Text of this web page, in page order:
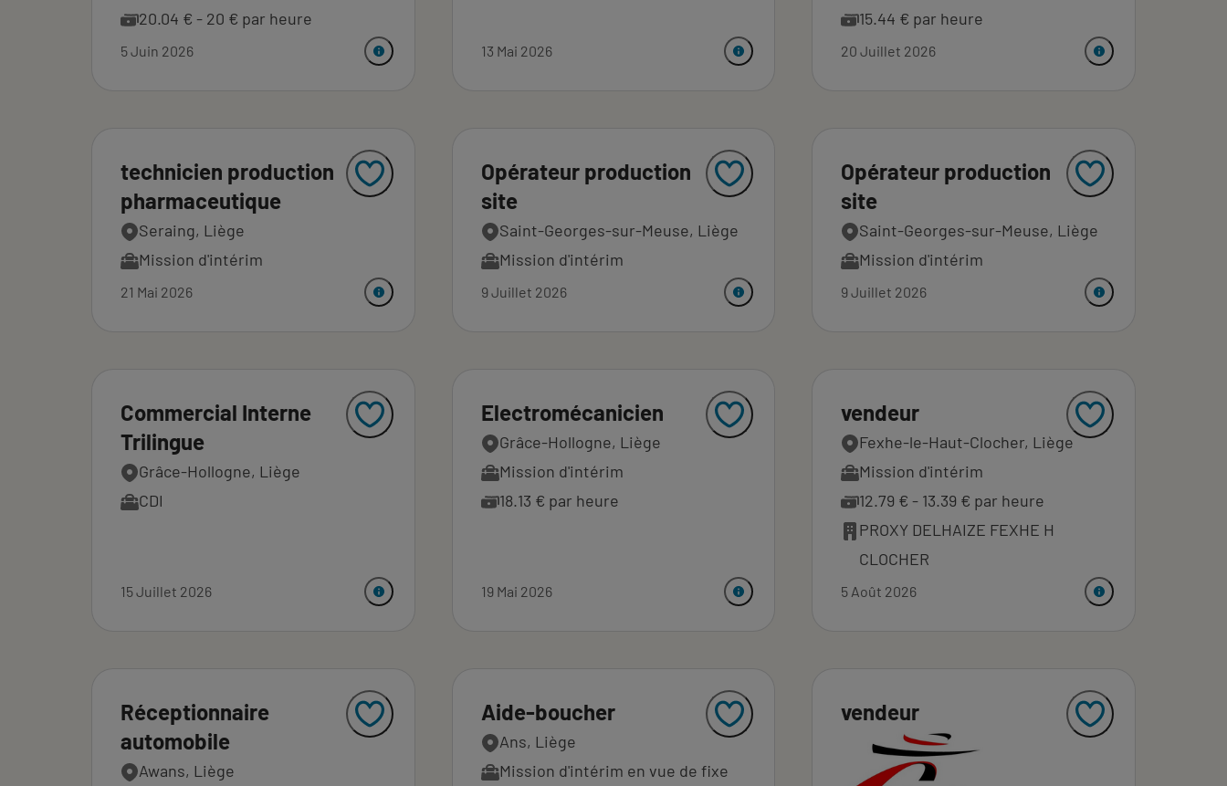
20.04 € - 20 € par heure
5 Juin 2026 13 Mai 2026
15.44 € par heure
20 Juillet 2026
technicien production
pharmaceutique
Seraing, Liège
Mission d'intérim
21 Mai 2026
Opérateur production
site
Saint-Georges-sur-Meuse, Liège
Mission d'intérim
9 Juillet 2026
Opérateur production
site
Saint-Georges-sur-Meuse, Liège
Mission d'intérim
9 Juillet 2026
Commercial Interne
Trilingue
Grâce-Hollogne, Liège
CDI
15 Juillet 2026
Electromécanicien
Grâce-Hollogne, Liège
Mission d'intérim
18.13 € par heure
19 Mai 2026
vendeur
Fexhe-le-Haut-Clocher, Liège
Mission d'intérim
12.79 € - 13.39 € par heure
PROXY DELHAIZE FEXHE H
CLOCHER
5 Août 2026
Réceptionnaire
automobile
Awans, Liège
Aide-boucher
Ans, Liège
Mission d'intérim en vue de fixe
vendeur